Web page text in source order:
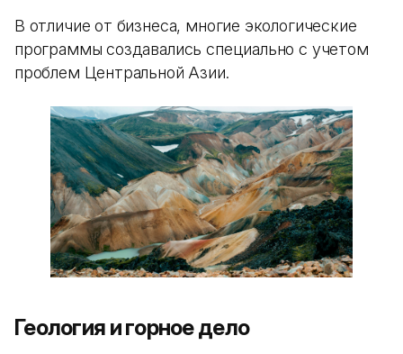
В отличие от бизнеса, многие экологические
программы создавались специально с учетом
проблем Центральной Азии.
Геология и горное дело